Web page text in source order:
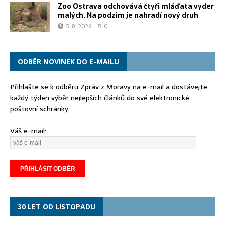
Zoo Ostrava odchovává čtyři mláďata vyder
malých. Na podzim je nahradí nový druh
5. 8. 2026 0
ODBĚR NOVINEK DO E-MAILU
Přihlašte se k odběru Zpráv z Moravy na e-mail a dostávejte
každý týden výběr nejlepších článků do své elektronické
poštovní schránky.
Váš e-mail:
30 LET OD LISTOPADU